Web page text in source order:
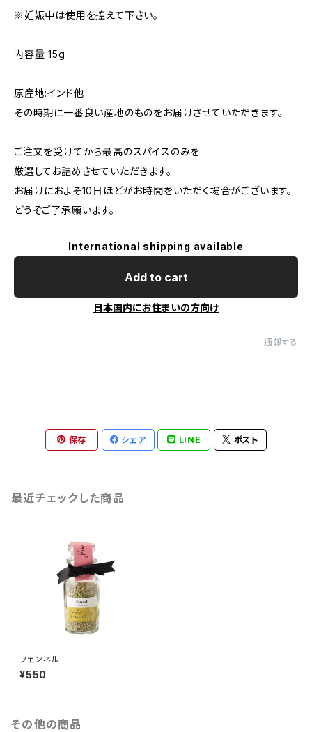
※妊娠中は使用を控えて下さい。
内容量 15g
原産地:インド他
その時期に一番良い産地のものをお届けさせていただきます。
ご注文を受けてから最高のスパイスのみを
厳選してお詰めさせていただきます。
お届けにおよそ10日ほどがお時間をいただく場合がございます。
どうぞご了承願います。
International shipping available
Add to cart
日本国内にお住まいの方向け
通報する
保存 シェア LINE ポスト
最近チェックした商品
フェンネル
¥550
その他の商品